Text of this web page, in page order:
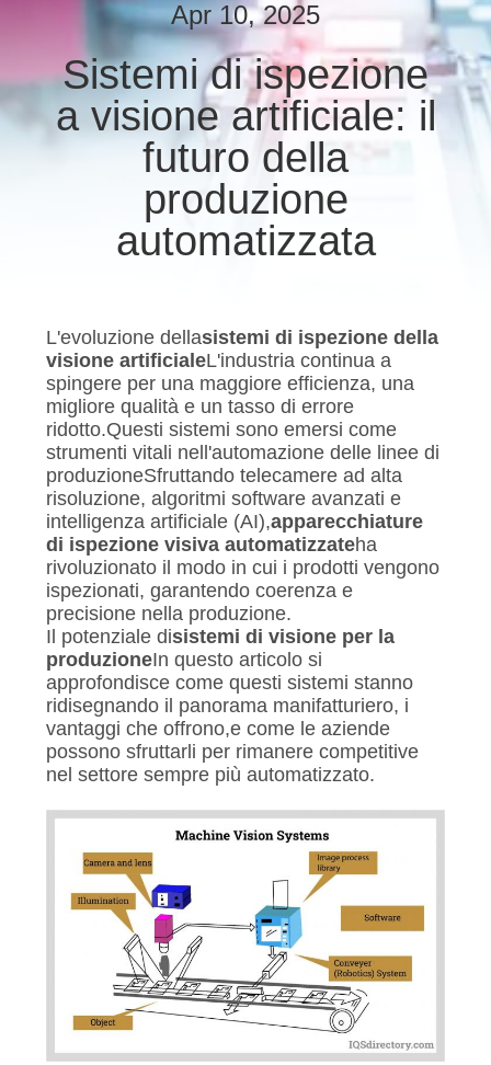
CONTROLLO
QUALITÀ
CONTATTICI
UNA
CITAZIONE
MAPPA
DEL
SITO
PRIVACY
POLICY
Apr 10, 2025
Sistemi di ispezione
a visione artificiale: il
futuro della
produzione
automatizzata
L'evoluzione dellasistemi di ispezione della
visione artificialeL'industria continua a
spingere per una maggiore efficienza, una
migliore qualità e un tasso di errore
ridotto.Questi sistemi sono emersi come
strumenti vitali nell'automazione delle linee di
produzioneSfruttando telecamere ad alta
risoluzione, algoritmi software avanzati e
intelligenza artificiale (AI),apparecchiature
di ispezione visiva automatizzateha
rivoluzionato il modo in cui i prodotti vengono
ispezionati, garantendo coerenza e
precisione nella produzione.
Il potenziale disistemi di visione per la
produzioneIn questo articolo si
approfondisce come questi sistemi stanno
ridisegnando il panorama manifatturiero, i
vantaggi che offrono,e come le aziende
possono sfruttarli per rimanere competitive
nel settore sempre più automatizzato.